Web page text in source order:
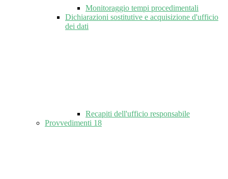
Monitoraggio tempi procedimentali
Dichiarazioni sostitutive e acquisizione d'ufficio
dei dati
Recapiti dell'ufficio responsabile
Provvedimenti 18